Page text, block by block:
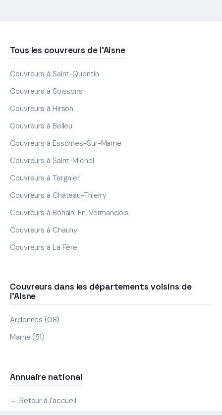
Tous les couvreurs de l'Aisne
Couvreurs à Saint-Quentin
Couvreurs à Soissons
Couvreurs à Hirson
Couvreurs à Belleu
Couvreurs à Essômes-Sur-Marne
Couvreurs à Saint-Michel
Couvreurs à Tergnier
Couvreurs à Château-Thierry
Couvreurs à Bohain-En-Vermandois
Couvreurs à Chauny
Couvreurs à La Fère
Couvreurs dans les départements voisins de
l'Aisne
Ardennes (08)
Marne (51)
Annuaire national
← Retour à l'accueil